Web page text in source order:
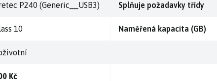
P240 (Generic__USB3) Splňuje požadavky třídy
10 Naměřená kapacita (GB)
Kč